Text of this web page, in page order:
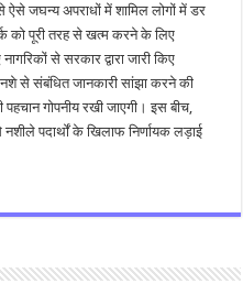
जघन्य अपराधों में शामिल लोगों में डर
को पूरी तरह से खत्म करने के लिए
से सरकार द्वारा जारी किए
से संबंधित जानकारी सांझा करने की
गोपनीय रखी जाएगी। इस बीच,
पदार्थों के खिलाफ निर्णायक लड़ाई